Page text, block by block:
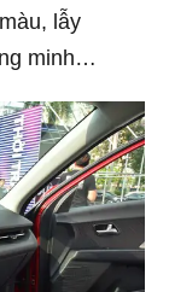
lẫy
minh…